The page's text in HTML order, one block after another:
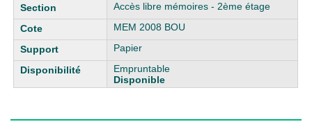
Accès libre mémoires - 2ème étage
MEM 2008 BOU
Papier
Empruntable
Disponible